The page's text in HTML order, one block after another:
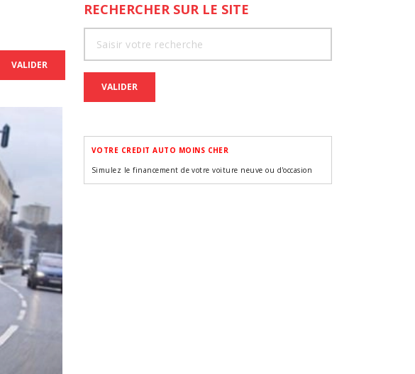
VALIDER
RECHERCHER SUR LE SITE
VALIDER
VOTRE CREDIT AUTO MOINS CHER
Simulez le financement de votre voiture neuve ou d'occasion